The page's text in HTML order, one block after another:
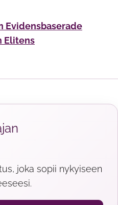
Evidensbaserade
Elitens
joka sopii nykyiseen